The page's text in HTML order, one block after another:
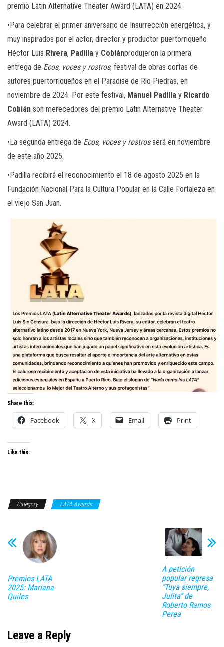
premio Latin Alternative Theater Award (LATA) en 2024
•Para celebrar el primer aniversario de Insurrección energética, y
muy inspirados por el actor, director y productor puertorriqueño
Héctor Luis Rivera, Padilla y Cobiánprodujeron la primera
entrega de Ecos, voces y rostros, festival de obras cortas de
autores puertorriqueños en el Paradise de Río Piedras, en
noviembre de 2024. Por este festival, Manuel Padilla y Ricardo
Cobián son merecedores del premio Latin Alternative Theater
Award (LATA) 2024.
•La segunda entrega de Ecos, voces y rostrosserá en noviembre
de este año 2025.
•Padilla recibirá el reconocimiento el 18 de agosto 2025 en la
Fundación Nacional Para la Cultura Popular en la Calle Fortaleza en
el viejo San Juan.
Share this:
Facebook X Email Print
Like this:
Category LATA Awards
Premios LATA
2025: Mariana
Quiles
A petición
popular regresa
“Tuya siempre,
Julita” de
Roberto Ramos
Perea
Leave a Reply